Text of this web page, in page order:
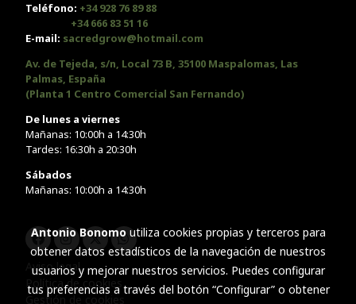
Teléfono: +34 928 76 89 88
+34 666 83 51 16
E-mail: sacredgrow@hotmail.com
Av. de Tejeda, s/n, Local 73 B, 35100 Maspalomas, Las
Palmas, España
(Planta 1 Centro Comercial San Fernando)
De lunes a viernes
Mañanas: 10:00h a 14:30h
Tardes: 16:30h a 20:30h
Sábados
Mañanas: 10:00h a 14:30h
Aviso legal
Política de cookies
Gestión de cookies
Antonio Bonomoutiliza cookies propias y terceros para
obtener datos estadísticos de la navegación de nuestros
usuarios y mejorar nuestros servicios. Puedes configurar
tus preferencias a través del botón “Configurar” o obtener